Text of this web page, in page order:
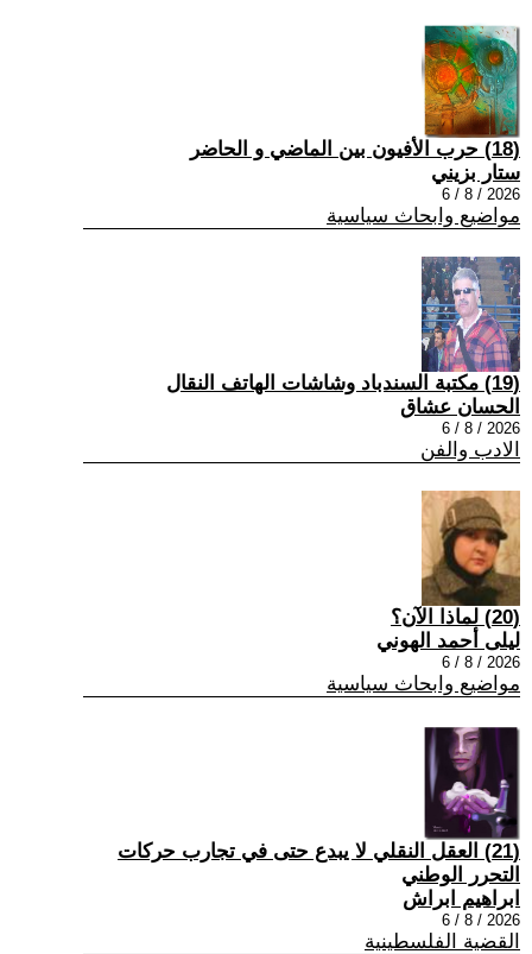
(18) حرب الأفيون بين الماضي و الحاضر
ستار بزيني
2026 / 8 / 6
مواضيع وابحاث سياسية
(19) مكتبة السندباد وشاشات الهاتف النقال
الحسان عشاق
2026 / 8 / 6
الادب والفن
(20) لماذا الآن؟
ليلى أحمد الهوني
2026 / 8 / 6
مواضيع وابحاث سياسية
(21) العقل النقلي لا يبدع حتى في تجارب حركات
التحرر الوطني
ابراهيم ابراش
2026 / 8 / 6
القضية الفلسطينية